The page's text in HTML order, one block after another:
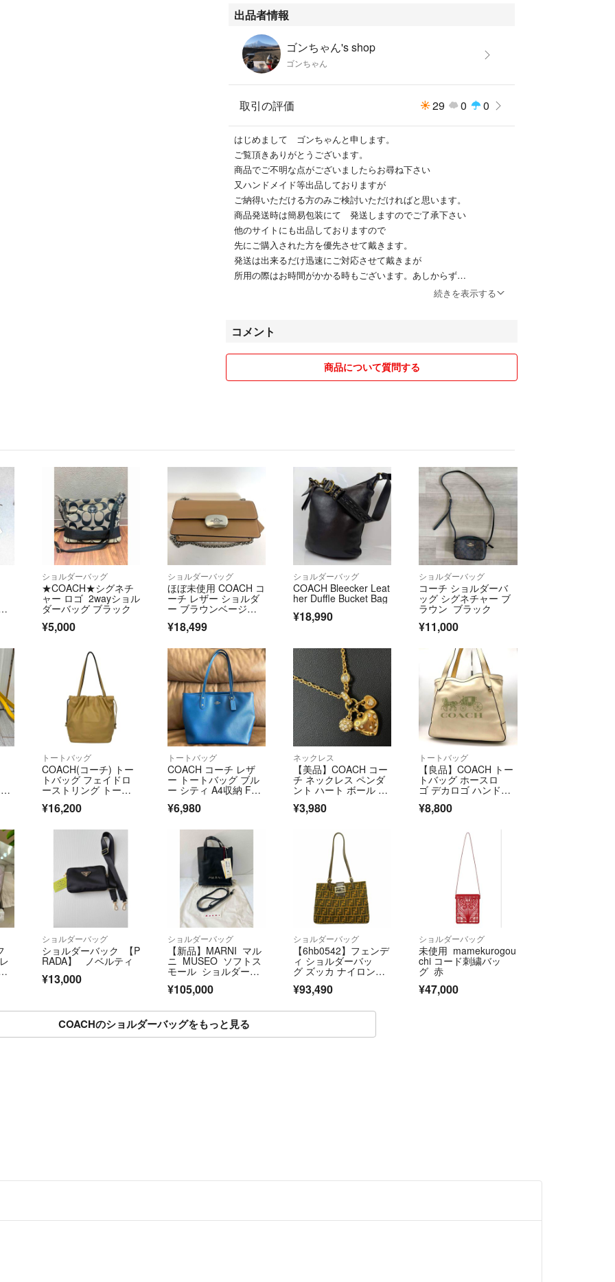
出品者情報
ゴンちゃん's shop
ゴンちゃん
取引の評価 29 0 0
はじめまして ゴンちゃんと申します。
ご覧頂きありがとうございます。
商品でご不明な点がございましたらお尋ね下さい
又ハンドメイド等出品しておりますが
ご納得いただける方のみご検討いただければと思います。
商品発送時は簡易包装にて 発送しますのでご了承下さい
他のサイトにも出品しておりますので
先にご購入された方を優先させて戴きます。
発送は出来るだけ迅速にご対応させて戴きまが
所用の際はお時間がかかる時もございます。あしからず
続きを表示する
コメント
商品について質問する
ショルダーバッグ
★COACH★シグネチ
ャー ロゴ 2wayショル
ダーバッグ ブラック
¥5,000
ショルダーバッグ
ほぼ未使用 COACH コ
ーチ レザー ショルダ
ー ブラウンベージ
ュ 美品 プレゼント
¥18,499
ショルダーバッグ
COACH Bleecker Leat
her Duffle Bucket Bag
¥18,990
ショルダーバッグ
コーチ ショルダーバ
ッグ シグネチャー ブ
ラウン ブラック
¥11,000
トートバッグ
COACH(コーチ) トー
トバッグ フェイドロ
ーストリング トート
ュ レザー
¥16,200
トートバッグ
COACH コーチ レザ
ー トートバッグ ブル
ー シティ A4収納 F58
¥6,980
ネックレス
【美品】COACH コー
チ ネックレス ペンダ
ント ハート ボール パ
ストーン クリスタ
¥3,980
トートバッグ
【良品】COACH トー
トバッグ ホースロ
ゴ デカロゴ ハンドバ
収容 4063 コーチ ホワ
¥8,800
ショルダーバッグ
ショルダーバック 【P
RADA】 ノベルティ
¥13,000
ショルダーバッグ
【新品】MARNI マル
ニ MUSEO ソフトス
モール ショルダーバ
¥105,000
ショルダーバッグ
【6hb0542】フェンデ
ィ ショルダーバッ
グ ズッカ ナイロンキ
ルバー金具【中古】レ
¥93,490
ショルダーバッグ
未使用 mamekurogou
chi コード刺繍バッ
グ 赤
¥47,000
COACHのショルダーバッグをもっと見る